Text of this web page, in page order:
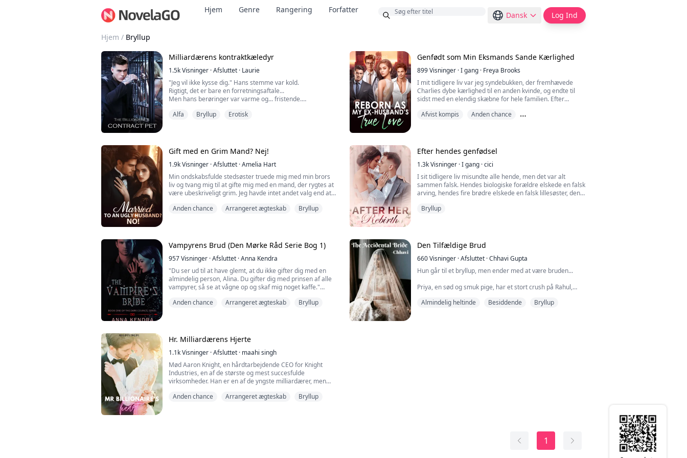
Hjem Genre Rangering Forfatter
Dansk Log Ind
Hjem / Bryllup
Milliardærens kontraktkæledyr
1.5kVisninger ·Afsluttet · Laurie
"Jeg vil ikke kysse dig." Hans stemme var kold.
Rigtigt, det er bare en forretningsaftale...
Men hans berøringer var varme og... fristende.
Jane og stedsøster Anna. Det eneste håb i hendes liv var
hendes prinselignende kæreste...
Alfa Bryllup Erotisk
Genfødt som Min Eksmands Sande Kærlighed
899Visninger ·I gang · Freya Brooks
I mit tidligere liv var jeg syndebukken, der fremhævede
Charlies dybe kærlighed til en anden kvinde, og endte til
sidst med en elendig skæbne for hele familien. Efter
Peiheng ville søge om skilsmisse. Men udviklingen af
Afvist kompis
Anden chance
Gift med en Grim Mand? Nej!
1.9kVisninger ·Afsluttet ·Amelia Hart
Min ondskabsfulde stedsøster truede mig med min brors
liv og tvang mig til at gifte mig med en mand, der rygtes at
være ubeskriveligt grim. Jeg havde intet andet valg end at
Men efter brylluppet opdagede jeg, at denne mand slet
Anden chance Arrangeret ægteskab Bryllup
Efter hendes genfødsel
1.3kVisninger ·I gang ·cici
I sit tidligere liv misundte alle hende, men det var alt
sammen falsk. Hendes biologiske forældre elskede en falsk
arving, hendes fire brødre elskede en falsk lillesøster, den
trappen, og hendes forlovede elskede også hende. Før hun
Bryllup
Vampyrens Brud (Den Mørke Råd Serie Bog 1)
957Visninger ·Afsluttet ·Anna Kendra
"Du ser ud til at have glemt, at du ikke gifter dig med en
almindelig person, Alina. Du gifter dig med prinsen af alle
vampyrer, så se at vågne op og skaf mig noget kaffe."
Californien. I det mindste er det, hvad hun får verden til at
Anden chance Arrangeret ægteskab Bryllup
Den Tilfældige Brud
660Visninger ·Afsluttet ·Chhavi Gupta
Hun går til et bryllup, men ender med at være bruden...
Priya, en sød og smuk pige, har et stort crush på Rahul,
øje for ham. Hendes hjerte knuses i tusind stykker, da hun
Almindelig heltinde Besiddende Bryllup
Hr. Milliardærens Hjerte
1.1kVisninger ·Afsluttet · maahi singh
Mød Aaron Knight, en hårdtarbejdende CEO for Knight
Industries, en af de største og mest succesfulde
virksomheder. Han er en af de yngste milliardærer, men
Anden chance Arrangeret ægteskab Bryllup
1